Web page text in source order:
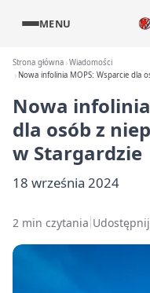
MENU
Strona główna Wiadomości
Nowa infolinia MOPS: Wsparcie dla
Nowa
dla osób z
w Stargardzie
18 września 2024
2 min czytania Udostępnij